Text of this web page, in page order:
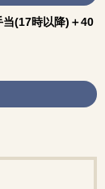
(17時以降)＋40